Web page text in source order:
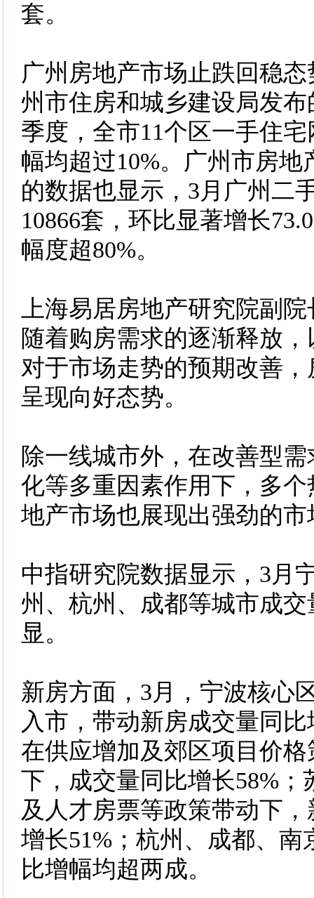
套。
广州房地产市场止跌回稳
州市住房和城乡建设局发
季度，全市11个区一手住
幅均超过10%。广州市房地
的数据也显示，3月广州二
10866套，环比显著增长
幅度超80%。
上海易居房地产研究院副
随着购房需求的逐渐释放
对于市场走势的预期改善
呈现向好态势。
除一线城市外，在改善型
化等多重因素作用下，多
地产市场也展现出强劲的市
中指研究院数据显示，3月
州、杭州、成都等城市成
显。
新房方面，3月，宁波核心
入市，带动新房成交量同
在供应增加及郊区项目价
下，成交量同比增长58%；
及人才房票等政策带动下
增长51%；杭州、成都、南
比增幅均超两成。